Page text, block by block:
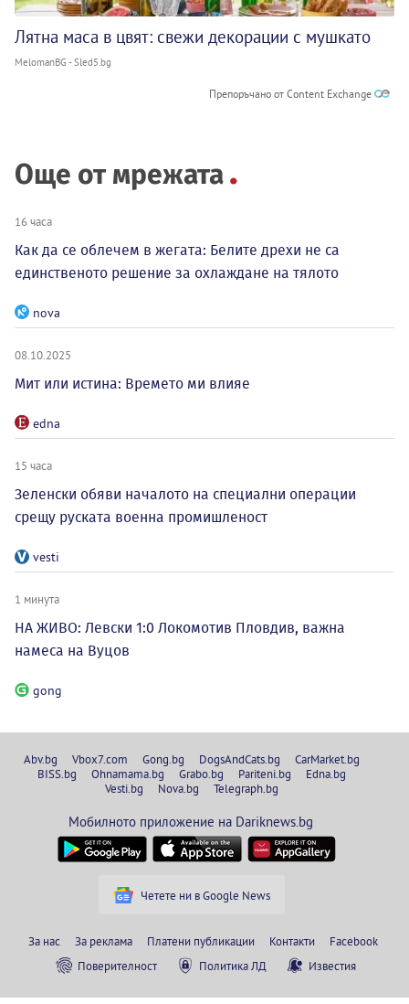
Лятна маса в цвят: свежи декорации с мушкато
MelomanBG - Sled5.bg
Препоръчано от Content Exchange
Още от мрежата
16 часа
Как да се облечем в жегата: Белите дрехи не са
единственото решение за охлаждане на тялото
nova
08.10.2025
Мит или истина: Времето ми влияе
edna
15 часа
Зеленски обяви началото на специални операции
срещу руската военна промишленост
vesti
1 минута
НА ЖИВО: Левски 1:0 Локомотив Пловдив, важна
намеса на Вуцов
gong
Abv.bg Vbox7.com Gong.bg DogsAndCats.bg
CarMarket.bg
BISS.bg
Ohnamama.bg Grabo.bg Pariteni.bg
Edna.bg
Vesti.bg
Nova.bg Telegraph.bg
Мобилното приложение на Dariknews.bg
Четете ни в Google News
За нас За реклама Платени публикации Контакти
Facebook
Поверителност
Политика ЛД Известия